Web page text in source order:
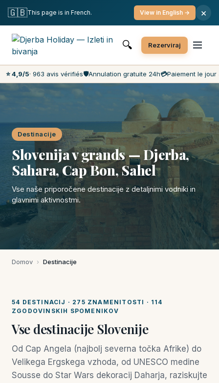
Brezplačna odpoved
Najnižje cene na trgu
Pomoč strankam 7 dni na teden
🔍 Rezerviraj
⭐ 4,9/5· 963 avis vérifiés🛡️Annulation gratuite 24h💳Paiement le jour
Destinacije
Slovenija v grands — Djerba,
Sahara, Cap Bon, Sahel
Vse naše priporočene destinacije z detaljnimi vodniki in
glavnimi aktivnostmi.
Domov › Destinacije
54 DESTINACIJ · 275 ZNAMENITOSTI · 114
ZGODOVINSKIH SPOMENIKOV
Vse destinacije Slovenije
Od Cap Angela (najbolj severna točka Afrike) do
Velikega Ergskega vzhoda, od UNESCO medine
Sousse do Star Wars dekoracij Daharja, raziskujte
🇬🇧This page is in French. View in English → ×